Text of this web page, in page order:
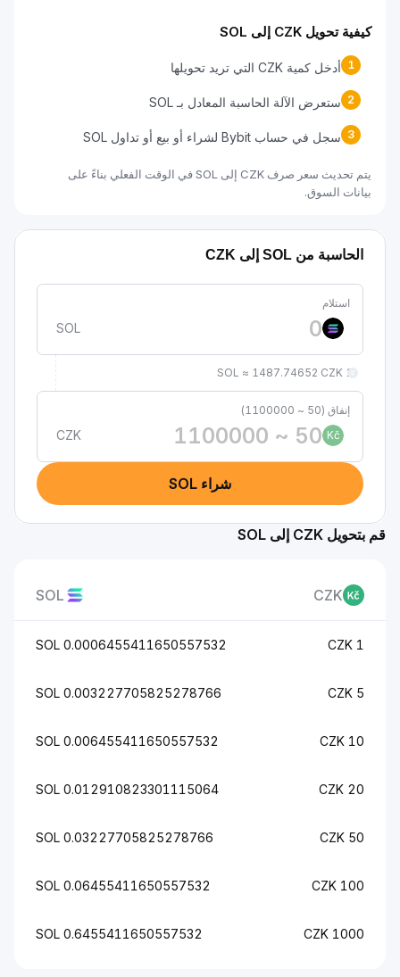
كيفية تحويل CZK إلى SOL
أدخل كمية CZK التي تريد تحويلها
ستعرض الآلة الحاسبة المعادل بـ SOL
سجل في حساب Bybit لشراء أو بيع أو تداول SOL
يتم تحديث سعر صرف CZK إلى SOL في الوقت الفعلي بناءً على
بيانات السوق.
الحاسبة من SOL إلى CZK
استلام
SOL
إنفاق (50 ~ 1100000)
Kč
CZK
شراء SOL
قم بتحويل CZK إلى SOL
CZK
SOL
0.0006455411650557532 SOL
0.003227705825278766 SOL
10 CZK
0.006455411650557532 SOL
20 CZK
0.012910823301115064 SOL
50 CZK
0.03227705825278766 SOL
100 CZK
0.06455411650557532 SOL
1000 CZK
0.6455411650557532 SOL